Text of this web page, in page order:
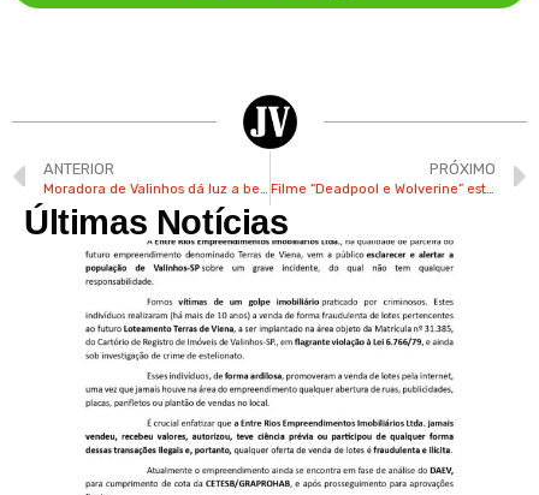
ANTERIOR
Moradora de Valinhos dá luz a bebê em casa com ajuda de equipe do SAMV
PRÓXIMO
Filme “Deadpool e Wolverine” estreia nesta quarta-feira no cinema do Shopping Valinhos
Últimas Notícias